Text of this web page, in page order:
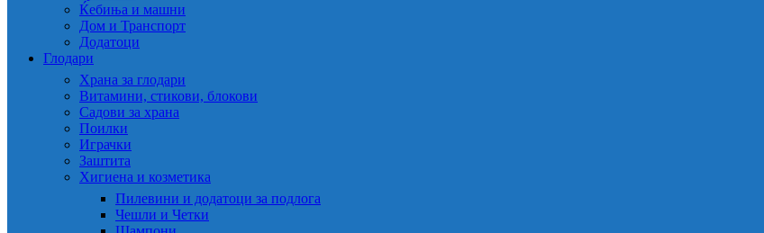
Ќебиња и машни
Дом и Транспорт
Додатоци
Глодари
Храна за глодари
Витамини, стикови, блокови
Садови за храна
Поилки
Играчки
Заштита
Хигиена и козметика
Пилевини и додатоци за подлога
Чешли и Четки